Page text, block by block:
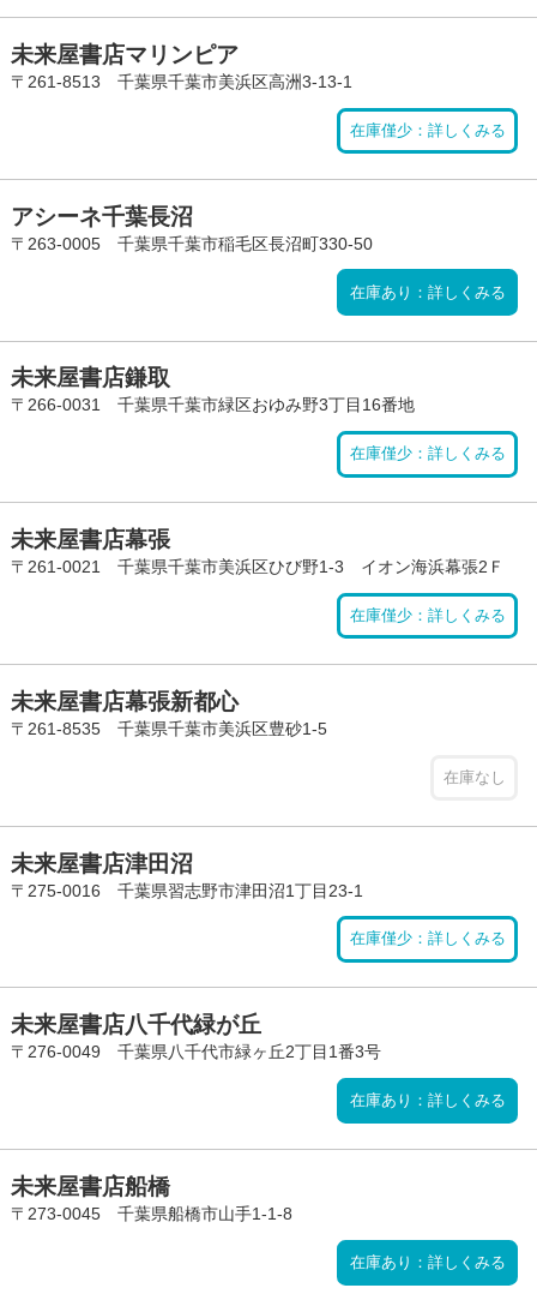
未来屋書店マリンピア
〒261-8513 千葉県千葉市美浜区高洲3-13-1
在庫僅少：詳しくみる
アシーネ千葉長沼
〒263-0005 千葉県千葉市稲毛区長沼町330-50
在庫あり：詳しくみる
未来屋書店鎌取
〒266-0031 千葉県千葉市緑区おゆみ野3丁目16番地
在庫僅少：詳しくみる
未来屋書店幕張
〒261-0021 千葉県千葉市美浜区ひび野1-3 イオン海浜幕張2Ｆ
在庫僅少：詳しくみる
未来屋書店幕張新都心
〒261-8535 千葉県千葉市美浜区豊砂1-5
在庫なし
未来屋書店津田沼
〒275-0016 千葉県習志野市津田沼1丁目23-1
在庫僅少：詳しくみる
未来屋書店八千代緑が丘
〒276-0049 千葉県八千代市緑ヶ丘2丁目1番3号
在庫あり：詳しくみる
未来屋書店船橋
〒273-0045 千葉県船橋市山手1-1-8
在庫あり：詳しくみる